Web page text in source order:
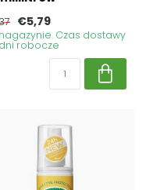
€5,79
Czas dostawy
robocze